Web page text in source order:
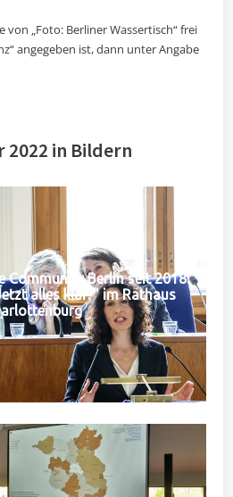
von „Foto: Berliner Wassertisch“ frei
angegeben ist, dann unter Angabe
2022 in Bildern
Community Berlin seit 2018:
alles klar?" im Rathaus